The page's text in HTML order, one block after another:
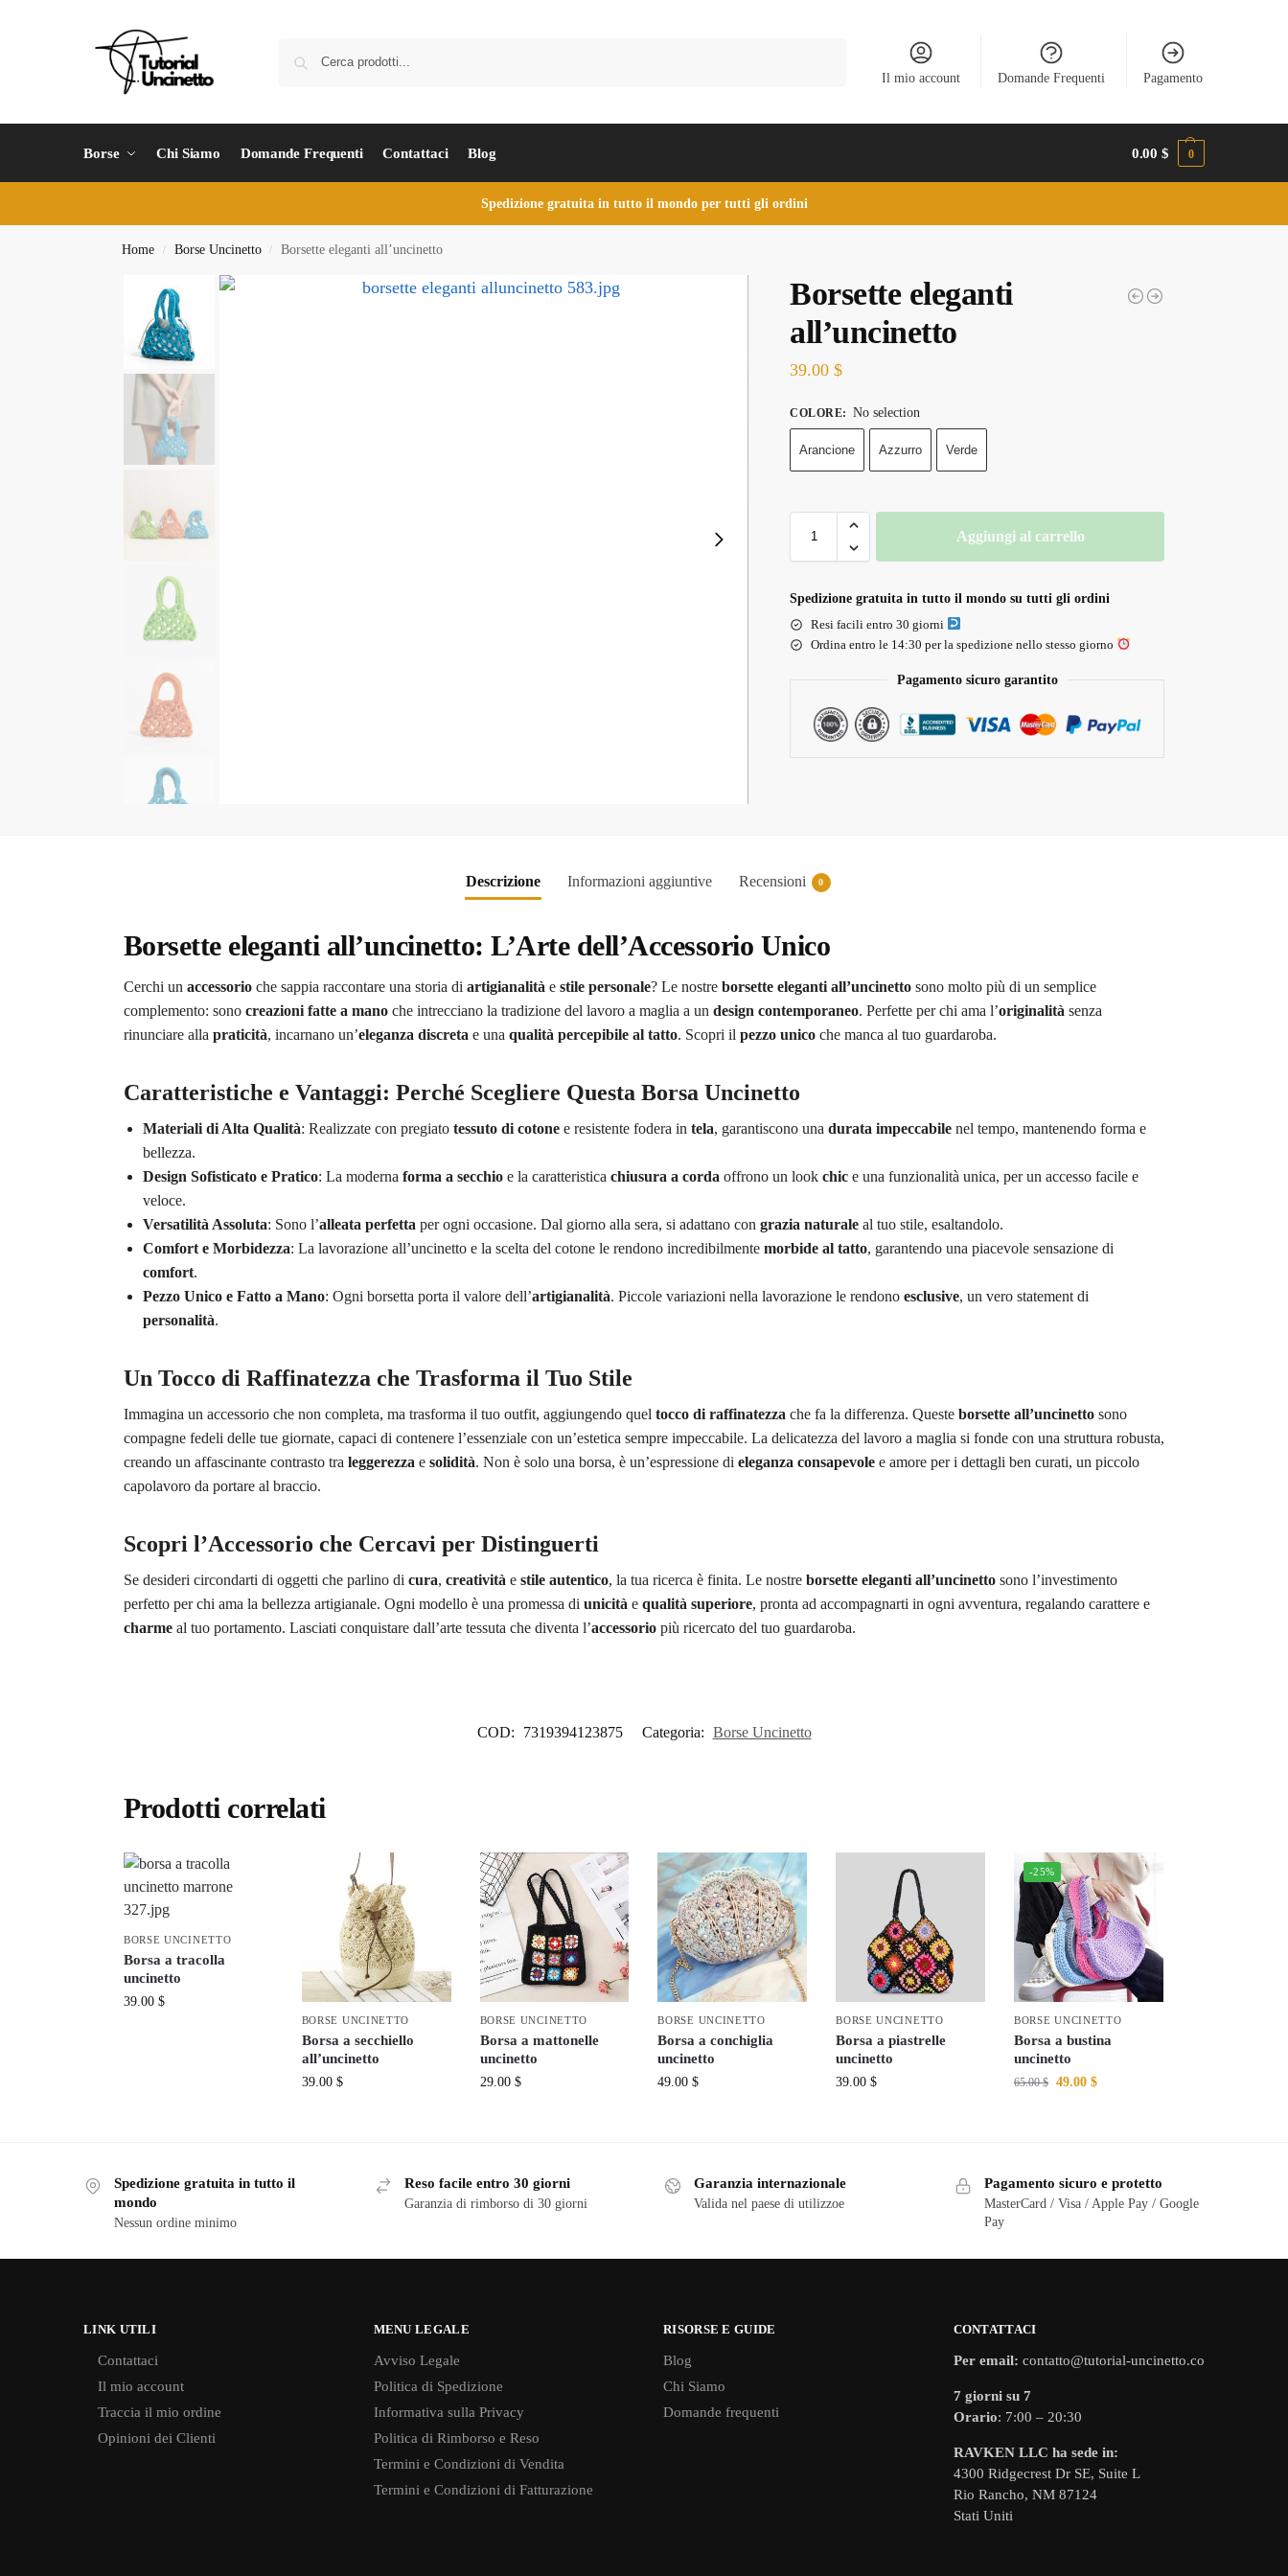
Il mio account Domande Frequenti Pagamento
Borse Chi Siamo Domande Frequenti Contattaci Blog 0.00$ 0
Spedizione gratuita in tutto il mondo per tutti gli ordini
Home / Borse Uncinetto / Borsette eleganti all’uncinetto
Borsette eleganti
all’uncinetto
39.00$
COLORE: No selection
Arancione Azzurro Verde
Aggiungi al carrello
Spedizione gratuita in tutto il mondo su tutti gli ordini
Resi facili entro 30 giorni
Ordina entro le 14:30 per la spedizione nello stesso giorno
Pagamento sicuro garantito
Descrizione Informazioni aggiuntive Recensioni 0
Borsette eleganti all’uncinetto: L’Arte dell’Accessorio Unico
Cerchi un accessorioche sappia raccontare una storia di artigianalità e stile personale? Le nostre borsette eleganti all’uncinettosono molto più di un semplice
complemento: sono creazioni fatte a manoche intrecciano la tradizione del lavoro a maglia a un design contemporaneo. Perfette per chi ama l’originalità senza
rinunciare alla praticità, incarnano un’eleganza discreta e una qualità percepibile al tatto. Scopri il pezzo unicoche manca al tuo guardaroba.
Caratteristiche e Vantaggi: Perché Scegliere Questa Borsa Uncinetto
Materiali di Alta Qualità: Realizzate con pregiato tessuto di cotonee resistente fodera in tela, garantiscono una durata impeccabilenel tempo, mantenendo forma e
bellezza.
Design Sofisticato e Pratico: La moderna forma a secchioe la caratteristica chiusura a corda offrono un look chice una funzionalità unica, per un accesso facile e
veloce.
Versatilità Assoluta: Sono l’alleata perfetta per ogni occasione. Dal giorno alla sera, si adattano con grazia naturaleal tuo stile, esaltandolo.
Comfort e Morbidezza: La lavorazione all’uncinetto e la scelta del cotone le rendono incredibilmente morbide al tatto, garantendo una piacevole sensazione di
comfort.
Pezzo Unico e Fatto a Mano: Ogni borsetta porta il valore dell’artigianalità. Piccole variazioni nella lavorazione le rendono esclusive, un vero statement di
personalità.
Un Tocco di Raffinatezza che Trasforma il Tuo Stile
Immagina un accessorio che non completa, ma trasforma il tuo outfit, aggiungendo quel tocco di raffinatezza che fa la differenza. Queste borsette all’uncinettosono
compagne fedeli delle tue giornate, capaci di contenere l’essenziale con un’estetica sempre impeccabile. La delicatezza del lavoro a maglia si fonde con una struttura robusta,
creando un affascinante contrasto tra leggerezza e solidità. Non è solo una borsa, è un’espressione di eleganza consapevolee amore per i dettagli ben curati, un piccolo
capolavoro da portare al braccio.
Scopri l’Accessorio che Cercavi per Distinguerti
Se desideri circondarti di oggetti che parlino di cura, creatività e stile autentico, la tua ricerca è finita. Le nostre borsette eleganti all’uncinettosono l’investimento
perfetto per chi ama la bellezza artigianale. Ogni modello è una promessa di unicità e qualità superiore, pronta ad accompagnarti in ogni avventura, regalando carattere e
charmeal tuo portamento. Lasciati conquistare dall’arte tessuta che diventa l’accessoriopiù ricercato del tuo guardaroba.
COD: 7319394123875 Categoria: Borse Uncinetto
Prodotti correlati
BORSE UNCINETTO
Borsa a tracolla
uncinetto
39.00 $
BORSE UNCINETTO
Borsa a secchiello
all’uncinetto
39.00 $
BORSE UNCINETTO
Borsa a mattonelle
uncinetto
29.00 $
BORSE UNCINETTO
Borsa a conchiglia
uncinetto
49.00$
BORSE UNCINETTO
Borsa a piastrelle
uncinetto
39.00$
-25%
BORSE UNCINETTO
Borsa a bustina
uncinetto
65.00$ 49.00 $
Spedizione gratuita in tutto il
mondo
Nessun ordine minimo
Reso facile entro 30 giorni
Garanzia di rimborso di 30 giorni
Garanzia internazionale
Valida nel paese di utilizzoe
Pagamento sicuro e protetto
MasterCard / Visa / Apple Pay / Google
Pay
LINK UTILI
Contattaci
Il mio account
Traccia il mio ordine
Opinioni dei Clienti
MENU LEGALE
Avviso Legale
Politica di Spedizione
Informativa sulla Privacy
Politica di Rimborso e Reso
Termini e Condizioni di Vendita
Termini e Condizioni di Fatturazione
RISORSE E GUIDE
Blog
Chi Siamo
Domande frequenti
CONTATTACI
Per email: contatto@tutorial-uncinetto.co
7 giorni su 7
Orario: 7:00 – 20:30
RAVKEN LLC ha sede in:
4300 Ridgecrest Dr SE, Suite L
Rio Rancho, NM 87124
Stati Uniti